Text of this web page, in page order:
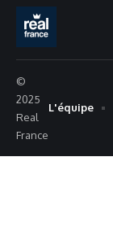
©
2025
Real
France
L'équipe